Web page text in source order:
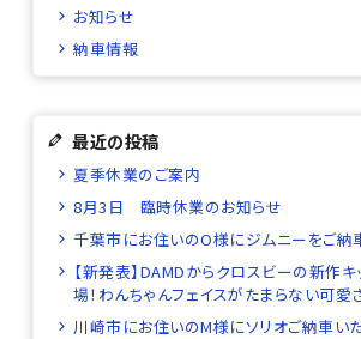
お知らせ
納車情報
最近の投稿
夏季休業のご案内
8月3日 臨時休業のお知らせ
千葉市にお住いのO様にジムニーをご納
【新発表】DAMDからクロスビーの新作キ
場！わんちゃんフェイスがたまらない可愛
川崎市にお住いのM様にソリオご納車いた